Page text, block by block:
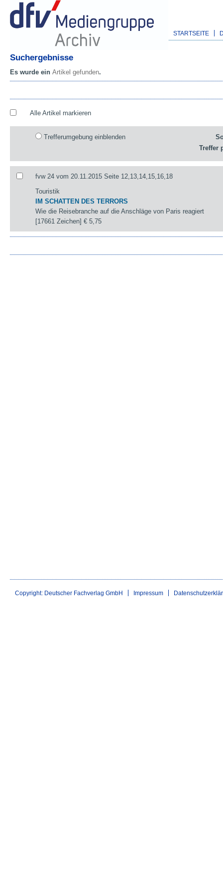
STARTSEITE
Suchergebnisse
Es wurde ein Artikel gefunden.
Alle Artikel markieren
Trefferumgebung einblenden
Treffer
fvw 24 vom 20.11.2015 Seite 12,13,14,15,16,18
Touristik
IM SCHATTEN DES TERRORS
Wie die Reisebranche auf die Anschläge von Paris reagiert
[17661 Zeichen]€ 5,75
Copyright: Deutscher Fachverlag GmbH Impressum